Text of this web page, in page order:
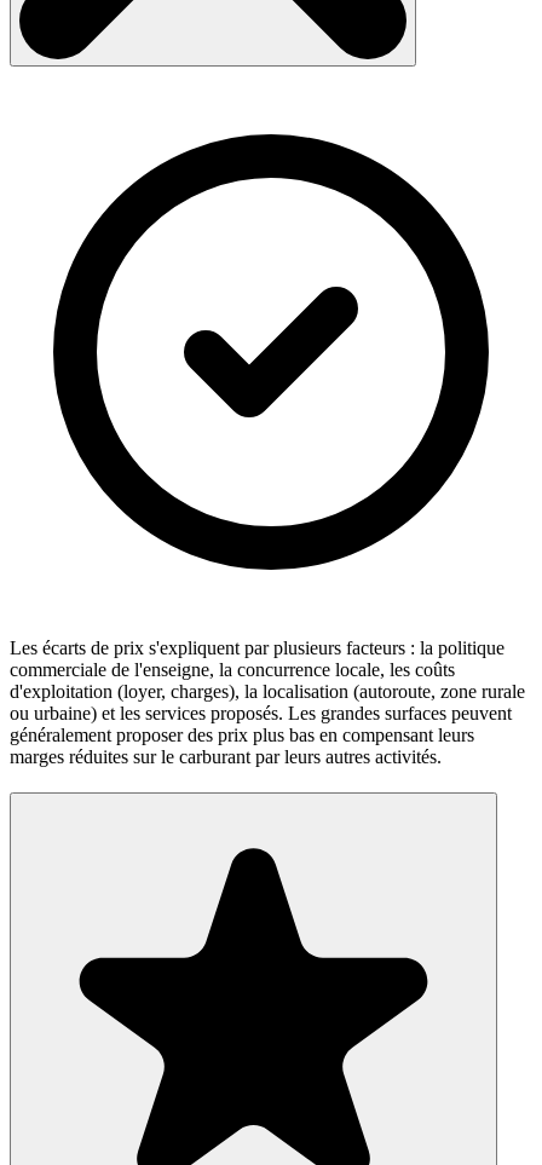
Les écarts de prix s'expliquent par plusieurs facteurs : la politique
commerciale de l'enseigne, la concurrence locale, les coûts
d'exploitation (loyer, charges), la localisation (autoroute, zone rurale
ou urbaine) et les services proposés. Les grandes surfaces peuvent
généralement proposer des prix plus bas en compensant leurs
marges réduites sur le carburant par leurs autres activités.